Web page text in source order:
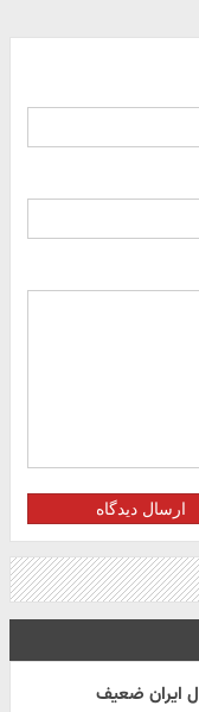
ارسال دیدگاه
ایران ضعیف